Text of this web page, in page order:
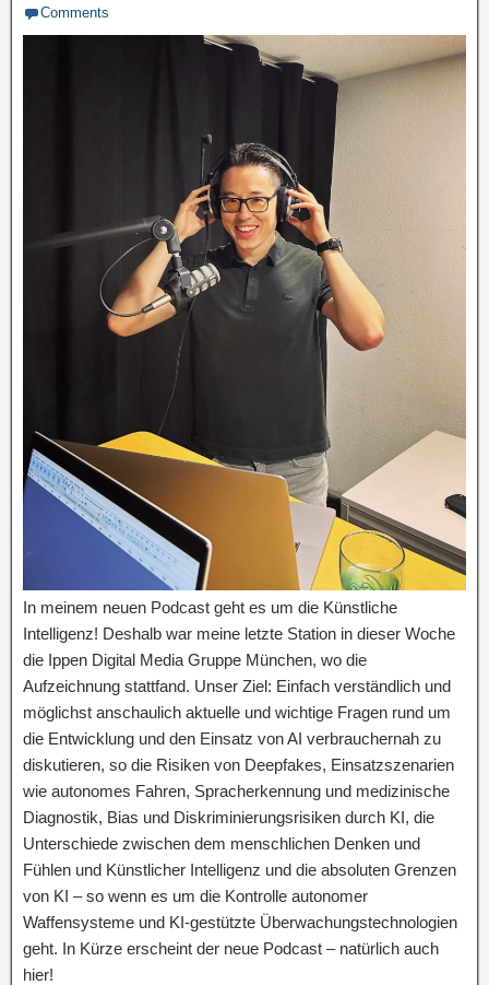
Comments
In meinem neuen Podcast geht es um die Künstliche
Intelligenz! Deshalb war meine letzte Station in dieser Woche
die Ippen Digital Media Gruppe München, wo die
Aufzeichnung stattfand. Unser Ziel: Einfach verständlich und
möglichst anschaulich aktuelle und wichtige Fragen rund um
die Entwicklung und den Einsatz von AI verbrauchernah zu
diskutieren, so die Risiken von Deepfakes, Einsatzszenarien
wie autonomes Fahren, Spracherkennung und medizinische
Diagnostik, Bias und Diskriminierungsrisiken durch KI, die
Unterschiede zwischen dem menschlichen Denken und
Fühlen und Künstlicher Intelligenz und die absoluten Grenzen
von KI – so wenn es um die Kontrolle autonomer
Waffensysteme und KI-gestützte Überwachungstechnologien
geht. In Kürze erscheint der neue Podcast – natürlich auch
hier!